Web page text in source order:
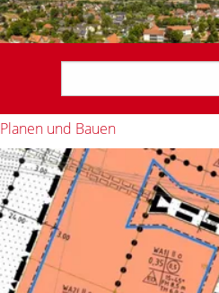
Planen und Bauen